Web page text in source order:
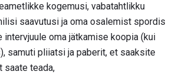
kogemusi, vabatahtlikku
saavutusi ja oma osalemist spordis
intervjuule oma jätkamise koopia (kui
samuti pliiatsi ja paberit, et saaksite
saate teada,